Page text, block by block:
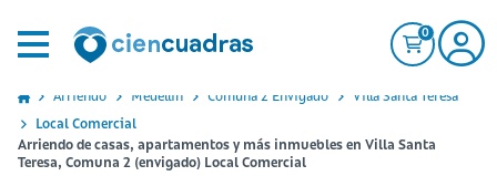
0
Arriendo Medellin Comuna 2 Envigado
Villa Santa Teresa
Local Comercial
Arriendo de casas, apartamentos y más inmuebles en Villa Santa
Teresa, Comuna 2 (envigado) Local Comercial